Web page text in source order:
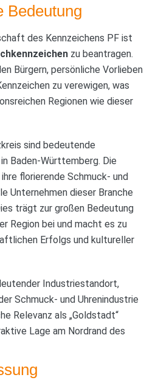
Bedeutung
des Kennzeichens PF ist
zu beantragen.
Bürgern, persönliche Vorlieben
zu verewigen, was
Regionen wie dieser
sind bedeutende
Baden-Württemberg. Die
florierende Schmuck- und
Unternehmen dieser Branche
trägt zur großen Bedeutung
Region bei und macht es zu
Erfolgs und kultureller
Industriestandort,
Schmuck- und Uhrenindustrie
Relevanz als „Goldstadt“
Lage am Nordrand des